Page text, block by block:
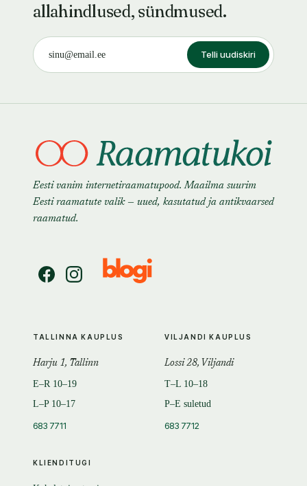
allahindlused, sündmused.
Telli uudiskiri
Eesti vanim internetiraamatupood. Maailma suurim
Eesti raamatute valik — uued, kasutatud ja antikvaarsed
raamatud.
KLIENDITUGI
TALLINNA KAUPLUS
Harju 1, Tallinn
E–R 10–19
L–P 10–17
683 7711
VILJANDI KAUPLUS
Lossi 28, Viljandi
T–L 10–18
P–E suletud
683 7712